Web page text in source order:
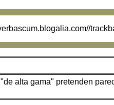
alta gama" pretenden